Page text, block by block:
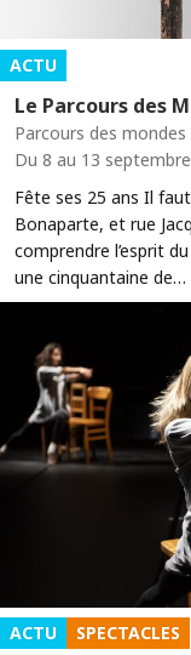
ACTU
Le Parcours des
Parcours des mondes
Du 8 au 13
Fête ses 25 ans Il
Bonaparte, et rue
comprendre l’esprit
une cinquantaine de…
ACTU SPECTACLES